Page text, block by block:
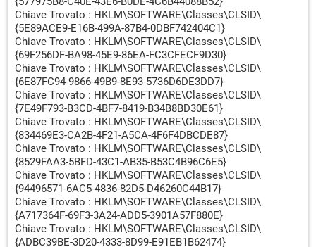
Chiave Trovato : HKLM\SOFTWARE\Classes\CLSID\
{5E89ACE9-E16B-499A-87B4-0DBF742404C1}
Chiave Trovato : HKLM\SOFTWARE\Classes\CLSID\
{69F256DF-BA98-45E9-86EA-FC3CFECF9D30}
Chiave Trovato : HKLM\SOFTWARE\Classes\CLSID\
{6E87FC94-9866-49B9-8E93-5736D6DE3DD7}
Chiave Trovato : HKLM\SOFTWARE\Classes\CLSID\
{7E49F793-B3CD-4BF7-8419-B34B8BD30E61}
Chiave Trovato : HKLM\SOFTWARE\Classes\CLSID\
{834469E3-CA2B-4F21-A5CA-4F6F4DBCDE87}
Chiave Trovato : HKLM\SOFTWARE\Classes\CLSID\
{8529FAA3-5BFD-43C1-AB35-B53C4B96C6E5}
Chiave Trovato : HKLM\SOFTWARE\Classes\CLSID\
{94496571-6AC5-4836-82D5-D46260C44B17}
Chiave Trovato : HKLM\SOFTWARE\Classes\CLSID\
{A717364F-69F3-3A24-ADD5-3901A57F880E}
Chiave Trovato : HKLM\SOFTWARE\Classes\CLSID\
{ADBC39BE-3D20-4333-8D99-E91EB1B62474}